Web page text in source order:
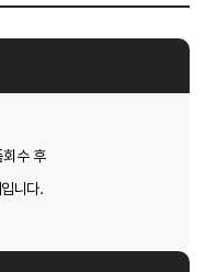
회수 후
니다.